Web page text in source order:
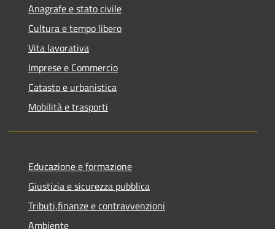
Anagrafe e stato civile
Cultura e tempo libero
Vita lavorativa
Imprese e Commercio
Catasto e urbanistica
Mobilità e trasporti
Educazione e formazione
Giustizia e sicurezza pubblica
Tributi,finanze e contravvenzioni
Ambiente